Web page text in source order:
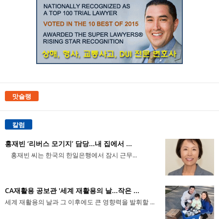
맛슐랭
칼럼
홍재빈 ‘리버스 모기지’ 담당...내 집에서 ...
홍재빈 씨는 한국의 한일은행에서 잠시 근무...
CA재활용 공보관 '세계 재활용의 날...작은 ...
세계 재활용의 날과 그 이후에도 큰 영향력을 발휘할 ...